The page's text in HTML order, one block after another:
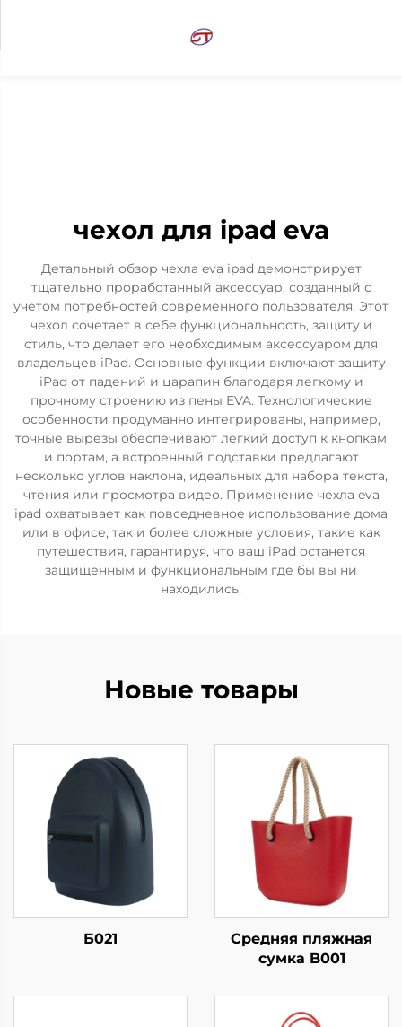
чехол для ipad eva
Детальный обзор чехла eva ipad демонстрирует
тщательно проработанный аксессуар, созданный с
учетом потребностей современного пользователя. Этот
чехол сочетает в себе функциональность, защиту и
стиль, что делает его необходимым аксессуаром для
владельцев iPad. Основные функции включают защиту
iPad от падений и царапин благодаря легкому и
прочному строению из пены EVA. Технологические
особенности продуманно интегрированы, например,
точные вырезы обеспечивают легкий доступ к кнопкам
и портам, а встроенный подставки предлагают
несколько углов наклона, идеальных для набора текста,
чтения или просмотра видео. Применение чехла eva
ipad охватывает как повседневное использование дома
или в офисе, так и более сложные условия, такие как
путешествия, гарантируя, что ваш iPad останется
защищенным и функциональным где бы вы ни
находились.
Новые товары
Б021
Средняя пляжная
сумка B001